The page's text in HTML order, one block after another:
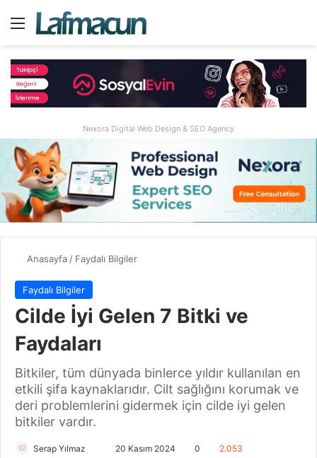
Menü
Nexora Digital Web Design & SEO Agency
Anasayfa/ Faydalı Bilgiler
Faydalı Bilgiler
Cilde İyi Gelen 7 Bitki ve
Faydaları
Bitkiler, tüm dünyada binlerce yıldır kullanılan en
etkili şifa kaynaklarıdır. Cilt sağlığını korumak ve
deri problemlerini gidermek için cilde iyi gelen
bitkiler vardır.
Serap Yılmaz 20 Kasım 2024 0 2.053